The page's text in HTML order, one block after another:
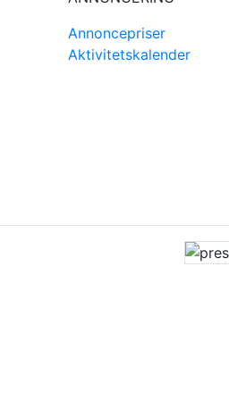
Annoncepriser
Aktivitetskalender